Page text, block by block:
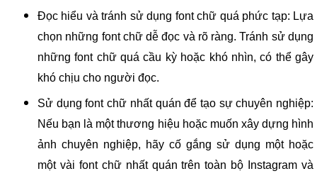
Đọc hiểu và tránh sử dụng font chữ quá phức tạp: Lựa
chọn những font chữ dễ đọc và rõ ràng. Tránh sử dụng
những font chữ quá cầu kỳ hoặc khó nhìn, có thể gây
khó chịu cho người đọc.
Sử dụng font chữ nhất quán để tạo sự chuyên nghiệp:
Nếu bạn là một thương hiệu hoặc muốn xây dựng hình
ảnh chuyên nghiệp, hãy cố gắng sử dụng một hoặc
một vài font chữ nhất quán trên toàn bộ Instagram và